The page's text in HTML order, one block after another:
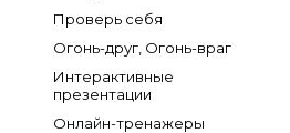
Проверь себя
Огонь-друг, Огонь-враг
Интерактивные
презентации
Онлайн-тренажеры